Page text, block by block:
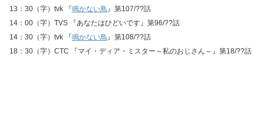
13：30（字）tvk 『鳴かない鳥』第107/??話
14：00（字）TVS 『あなたはひどいです』第96/??話
14：30（字）tvk 『鳴かない鳥』第108/??話
18：30（字）CTC 『マイ・ディア・ミスター～私のおじさん～』第18/??話